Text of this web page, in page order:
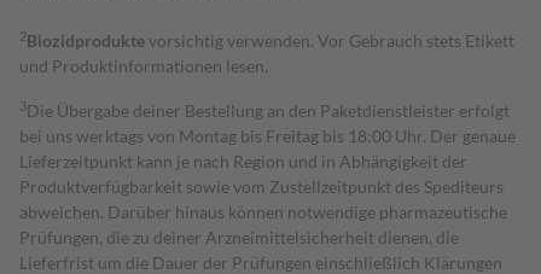
2Biozidproduktevorsichtig verwenden. Vor Gebrauch stets Etikett
und Produktinformationen lesen.
3Die Übergabe deiner Bestellung an den Paketdienstleister erfolgt
bei uns werktags von Montag bis Freitag bis 18:00 Uhr. Der genaue
Lieferzeitpunkt kann je nach Region und in Abhängigkeit der
Produktverfügbarkeit sowie vom Zustellzeitpunkt des Spediteurs
abweichen. Darüber hinaus können notwendige pharmazeutische
Prüfungen, die zu deiner Arzneimittelsicherheit dienen, die
Lieferfrist um die Dauer der Prüfungen einschließlich Klärungen